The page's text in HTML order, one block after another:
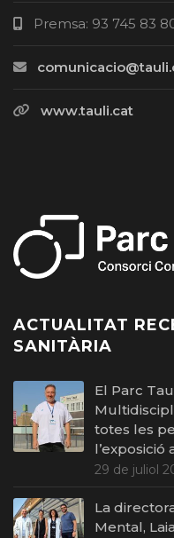
Premsa: 93 745 83
www.tauli.cat
ACTUALITAT
SANITÀRIA
El Parc
totes les
l’exposició
29 de juliol
La
Mental,